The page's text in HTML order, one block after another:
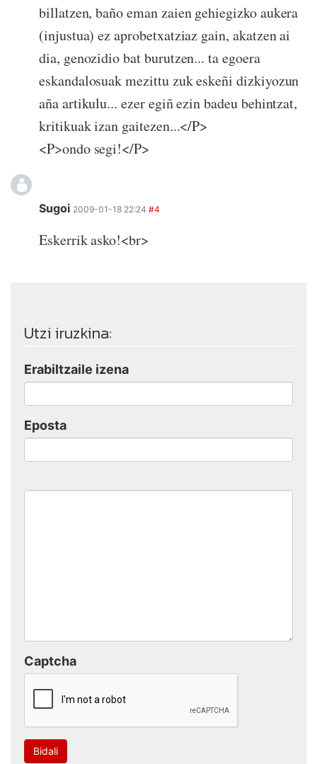
billatzen, baño eman zaien gehiegizko aukera
(injustua) ez aprobetxatziaz gain, akatzen ai
dia, genozidio bat burutzen... ta egoera
eskandalosuak mezittu zuk eskeñi dizkiyozun
aña artikulu... ezer egiñ ezin badeu behintzat,
kritikuak izan gaitezen...</P>
<P>ondo segi!</P>
Sugoi 2009-01-18 22:24 #4
Eskerrik asko!<br>
Utzi iruzkina:
Erabiltzaile izena
Eposta
Captcha
Bidali